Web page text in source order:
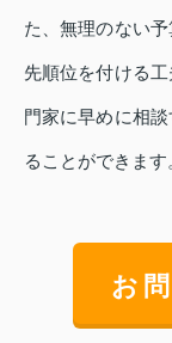
た、無理のない
先順位を付ける
門家に早めに相
ることができます
お